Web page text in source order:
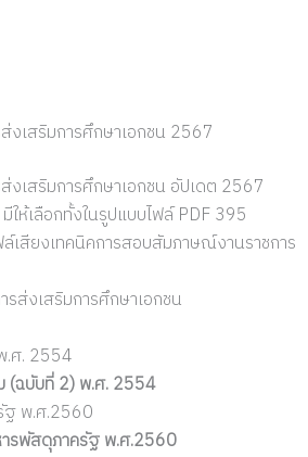
เสริมการศึกษาเอกชน 2567
เสริมการศึกษาเอกชน อัปเดต 2567
ให้เลือกทั้งในรูปแบบไฟล์ PDF 395
เสียงเทคนิคการสอบสัมภาษณ์งานราชการ
ส่งเสริมการศึกษาเอกชน
.ศ. 2554
(ฉบับที่ 2) พ.ศ. 2554
ฐ พ.ศ.2560
รพัสดุภาครัฐ พ.ศ.2560